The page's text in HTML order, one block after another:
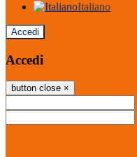
Italiano
Accedi
Accedi
button close ×